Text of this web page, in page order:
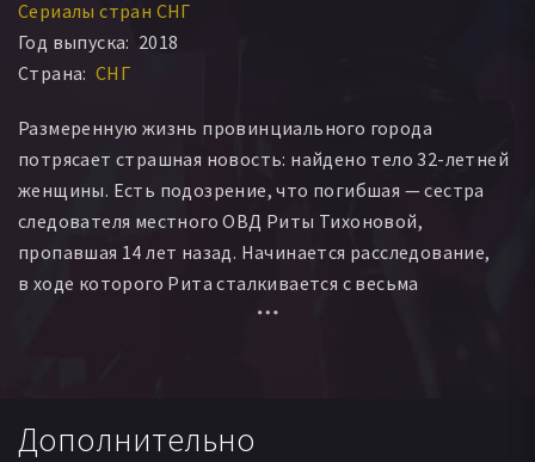
Евгений Антропов
Иева Андреевайте
Ирина Денисова
Александр Мазаев Евгений Клейменов
Владислав Ушаков
Сериалы стран СНГ
Год выпуска: 2018
Страна: СНГ
Размеренную жизнь провинциального города
потрясает страшная новость: найдено тело 32-летней
женщины. Есть подозрение, что погибшая — сестра
следователя местного ОВД Риты Тихоновой,
пропавшая 14 лет назад. Начинается расследование,
в ходе которого Рита сталкивается с весьма
странными обстоятельствами и понимает, что её
Дополнительно